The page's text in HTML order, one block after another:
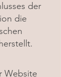
der
die
Website